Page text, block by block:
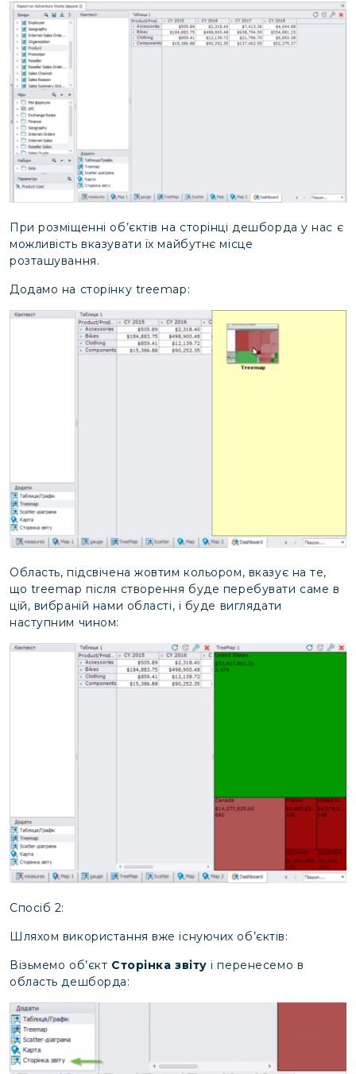
При розміщенні об’єктів на сторінці дешборда у нас є
можливість вказувати їх майбутнє місце
розташування.
Додамо на сторінку treemap:
Область, підсвічена жовтим кольором, вказує на те,
що treemap після створення буде перебувати саме в
цій, вибраній нами області, і буде виглядати
наступним чином:
Спосіб 2:
Шляхом використання вже існуючих об’єктів:
Візьмемо об’єкт Сторінка звіту і перенесемо в
область дешборда: